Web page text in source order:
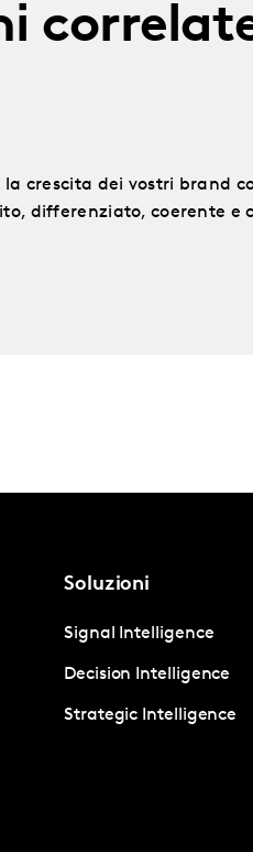
crescita dei vostri brand
differenziato, coerente e
Soluzioni
Signal Intelligence
Decision Intelligence
Strategic Intelligence